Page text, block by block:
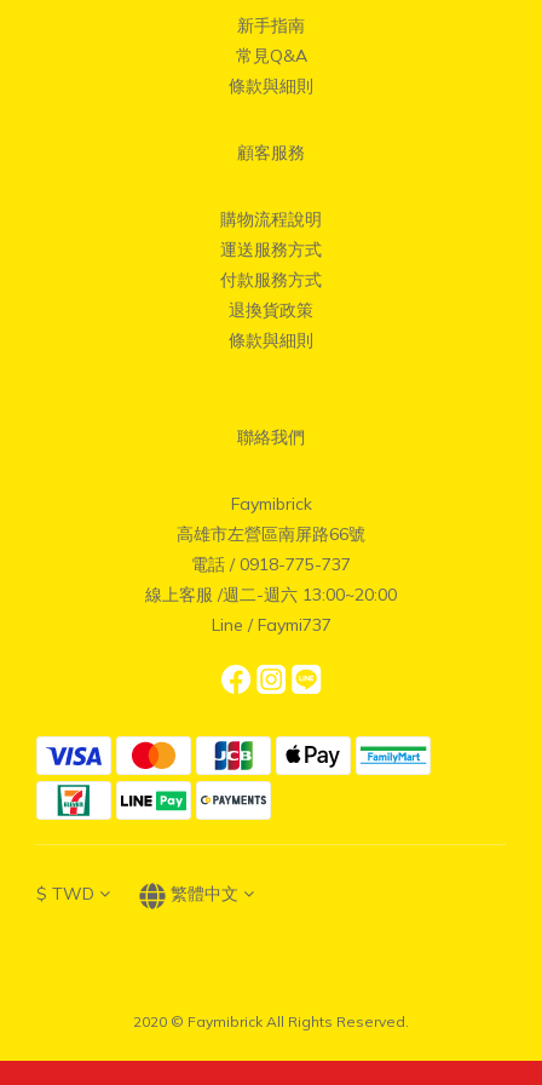
新手指南
常見Q&A
條款與細則
顧客服務
購物流程說明
運送服務方式
付款服務方式
退換貨政策
條款與細則
聯絡我們
Faymibrick
高雄市左營區南屏路66號
電話 / 0918-775-737
線上客服 /週二-週六 13:00~20:00
Line / Faymi737
$ TWD 繁體中文
2020 © Faymibrick All Rights Reserved.